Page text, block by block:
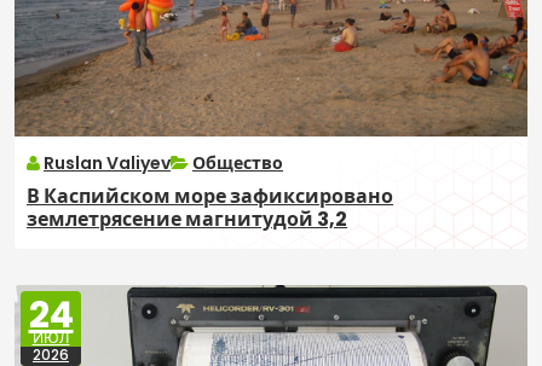
Ruslan Valiyev Общество
В Каспийском море зафиксировано
землетрясение магнитудой 3,2
24
ИЮЛ
2026